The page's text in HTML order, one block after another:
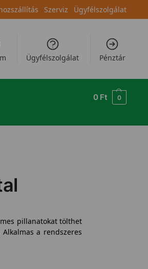
Szerviz Ügyfélszolgálat
Ügyfélszolgálat Pénztár
0 Ft 0
pillanatokat tölthet
a rendszeres